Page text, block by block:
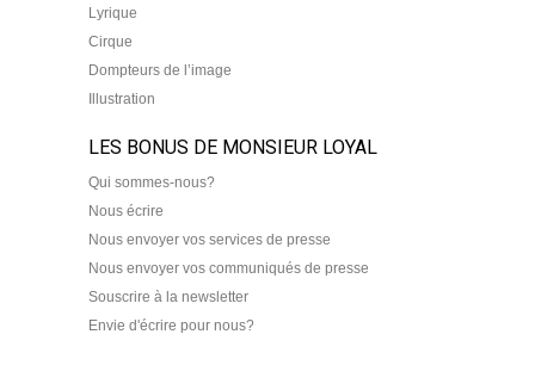
Lyrique
Cirque
Dompteurs de l’image
Illustration
LES BONUS DE MONSIEUR LOYAL
Qui sommes-nous?
Nous écrire
Nous envoyer vos services de presse
Nous envoyer vos communiqués de presse
Souscrire à la newsletter
Envie d'écrire pour nous?